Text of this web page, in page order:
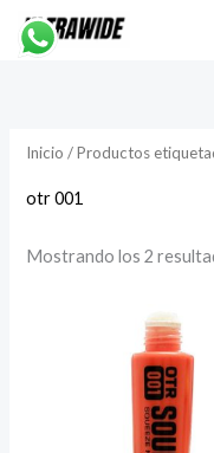
Inicio / Productos
otr 001
Mostrando los 2